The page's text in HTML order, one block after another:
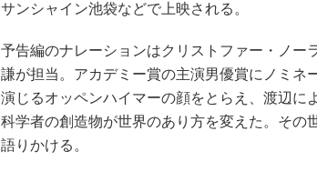
サンシャイン池袋などで上映される。
予告編のナレーションはクリストファー・ノー
謙が担当。アカデミー賞の主演男優賞にノミネ
演じるオッペンハイマーの顔をとらえ、渡辺に
科学者の創造物が世界のあり方を変えた。その
語りかける。